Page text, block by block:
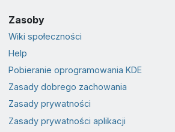
Zasoby
Wiki społeczności
Help
Pobieranie oprogramowania KDE
Zasady dobrego zachowania
Zasady prywatności
Zasady prywatności aplikacji